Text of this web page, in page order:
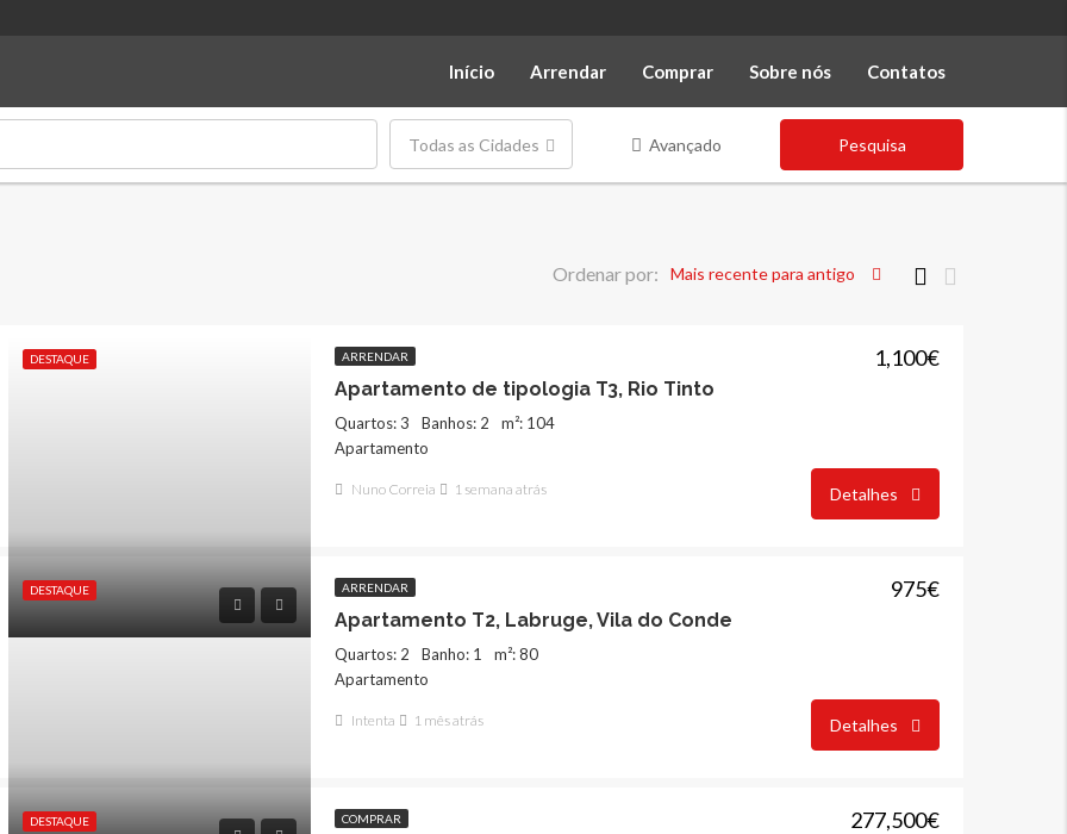
Início Arrendar Comprar Sobre nós Contatos
Todas as Cidades Avançado Pesquisa
Ordenar por: Mais recente para antigo
DESTAQUE ARRENDAR
Apartamento de tipologia T3, Rio Tinto
Quartos: 3 Banhos: 2
m²: 104
Apartamento
Nuno Correia 1 semana atrás
1,100€
Detalhes
DESTAQUE ARRENDAR
Apartamento T2, Labruge, Vila do Conde
Quartos: 2 Banho: 1
m²: 80
Apartamento
Intenta 1 mês atrás
975€
Detalhes
DESTAQUE COMPRAR 277,500€